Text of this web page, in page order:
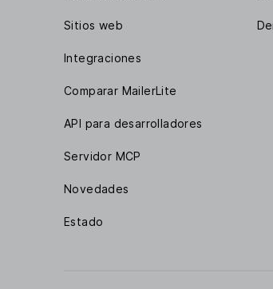
Sitios web
Integraciones
Comparar MailerLite
API para desarrolladores
Servidor MCP
Novedades
Estado